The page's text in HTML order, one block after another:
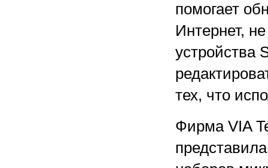
помогает
Интернет,
устройства
тех, что
Фирма VIA